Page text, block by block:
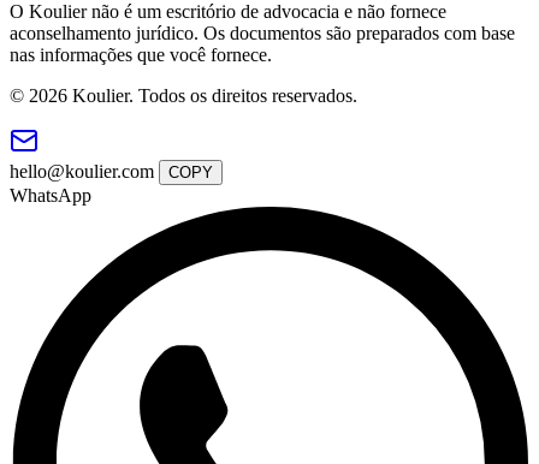
O Koulier não é um escritório de advocacia e não fornece
aconselhamento jurídico. Os documentos são preparados com base
nas informações que você fornece.
© 2026 Koulier. Todos os direitos reservados.
hello@koulier.com COPY
WhatsApp